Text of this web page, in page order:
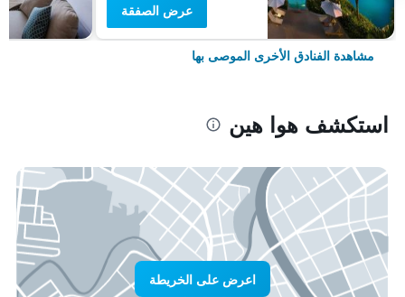
عرض الصفقة
مشاهدة الفنادق الأخرى الموصى بها
استكشف هوا هين
اعرض على الخريطة